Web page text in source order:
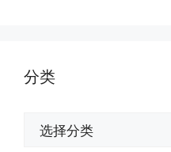
分类